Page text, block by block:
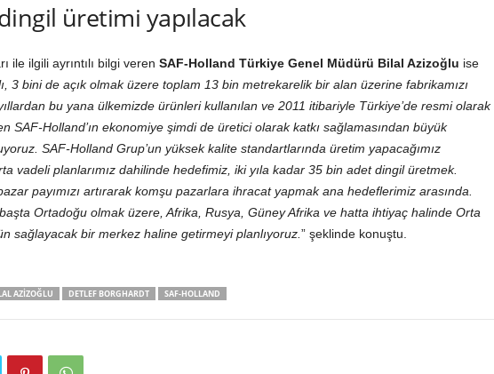
üretimi yapılacak
ile ilgili ayrıntılı bilgi veren SAF-Holland Türkiye Genel Müdürü Bilal Azizoğlu ise
3 bini de açık olmak üzere toplam 13 bin metrekarelik bir alan üzerine fabrikamızı
bu yana ülkemizde ürünleri kullanılan ve 2011 itibariyle Türkiye’de resmi olarak
SAF-Holland’ın ekonomiye şimdi de üretici olarak katkı sağlamasından büyük
SAF-Holland Grup’un yüksek kalite standartlarında üretim yapacağımız
vadeli planlarımız dahilinde hedefimiz, iki yıla kadar 35 bin adet dingil üretmek.
payımızı artırarak komşu pazarlara ihracat yapmak ana hedeflerimiz arasında.
başta Ortadoğu olmak üzere, Afrika, Rusya, Güney Afrika ve hatta ihtiyaç halinde Orta
sağlayacak bir merkez haline getirmeyi planlıyoruz. ” şeklinde konuştu.
AZIZOĞLU DETLEF BORGHARDT SAF-HOLLAND